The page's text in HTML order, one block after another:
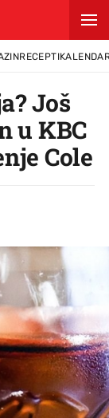
RECEPTI
Još
u KBC
Cole